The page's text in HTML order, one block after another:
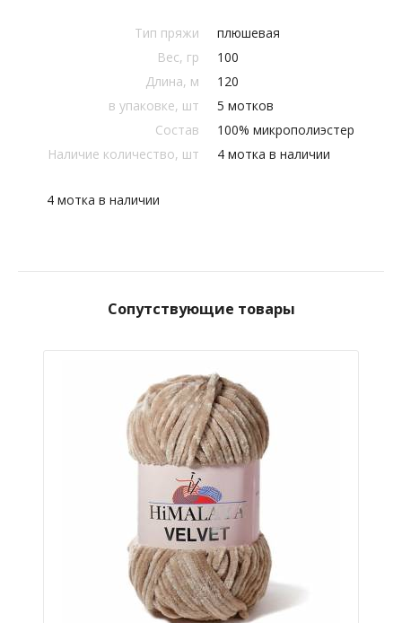
Тип пряжи
плюшевая
Вес, гр
100
Длина, м
120
в упаковке, шт
5 мотков
Состав
100% микрополиэстер
Наличие количество, шт
4 мотка в наличии
4 мотка в наличии
Сопутствующие товары